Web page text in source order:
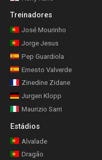
Treinadores
José Mourinho
Jorge Jesus
Pep Guardiola
Ernesto Valverde
Zinedine Zidane
Jurgen Klopp
Maurizio Sarri
Estádios
Alvalade
Dragão